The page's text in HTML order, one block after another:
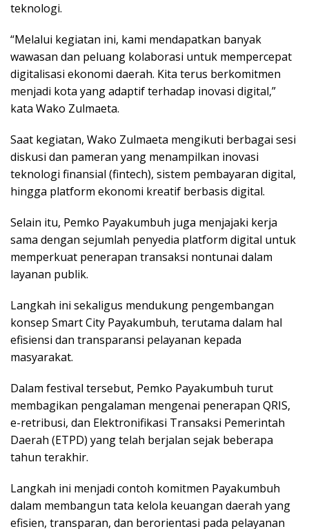
teknologi.
“Melalui kegiatan ini, kami mendapatkan banyak
wawasan dan peluang kolaborasi untuk mempercepat
digitalisasi ekonomi daerah. Kita terus berkomitmen
menjadi kota yang adaptif terhadap inovasi digital,”
kata Wako Zulmaeta.
Saat kegiatan, Wako Zulmaeta mengikuti berbagai sesi
diskusi dan pameran yang menampilkan inovasi
teknologi finansial (fintech), sistem pembayaran digital,
hingga platform ekonomi kreatif berbasis digital.
Selain itu, Pemko Payakumbuh juga menjajaki kerja
sama dengan sejumlah penyedia platform digital untuk
memperkuat penerapan transaksi nontunai dalam
layanan publik.
Langkah ini sekaligus mendukung pengembangan
konsep Smart City Payakumbuh, terutama dalam hal
efisiensi dan transparansi pelayanan kepada
masyarakat.
Dalam festival tersebut, Pemko Payakumbuh turut
membagikan pengalaman mengenai penerapan QRIS,
e-retribusi, dan Elektronifikasi Transaksi Pemerintah
Daerah (ETPD) yang telah berjalan sejak beberapa
tahun terakhir.
Langkah ini menjadi contoh komitmen Payakumbuh
dalam membangun tata kelola keuangan daerah yang
efisien, transparan, dan berorientasi pada pelayanan